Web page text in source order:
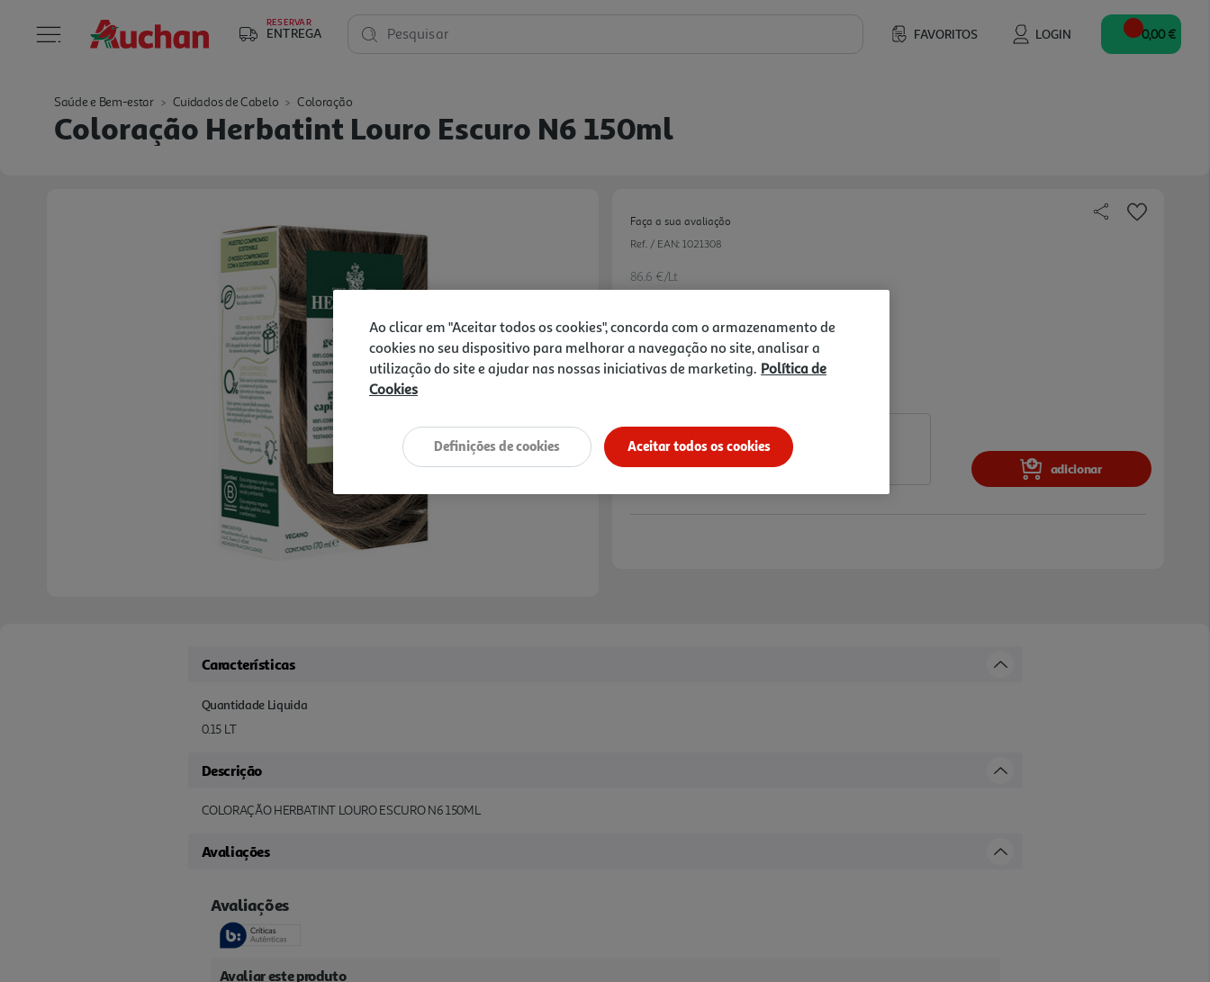
RESERVAR
ENTREGA FAVORITOS LOGIN
Pesquisar 0,00 €
Saúde e Bem-estar Cuidados de Cabelo Coloração
Coloração Herbatint Louro Escuro N6 150ml
Faça a sua avaliação
Ref. / EAN: 1021308
86.6 €/Lt
12,99 €
adicionar
Características
Quantidade Liquida
0.15 LT
Descrição
COLORAÇÃO HERBATINT LOURO ESCURO N6 150ML
Avaliações
Ao clicar em "Aceitar todos os cookies", concorda com o armazenamento de
cookies no seu dispositivo para melhorar a navegação no site, analisar a
utilização do site e ajudar nas nossas iniciativas de marketing. Política de
Cookies
Aceitar todos os cookies
Definições de cookies